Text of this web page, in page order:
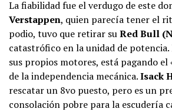
La fiabilidad fue el verdugo de este
Verstappen, quien parecía tener el
podio, tuvo que retirar suRed Bull
catastrófico en la unidad de potencia.
sus propios motores, está pagando el
de la independencia mecánica.Isack
rescatar un 8vo puesto, pero es un
consolación pobre para la escudería